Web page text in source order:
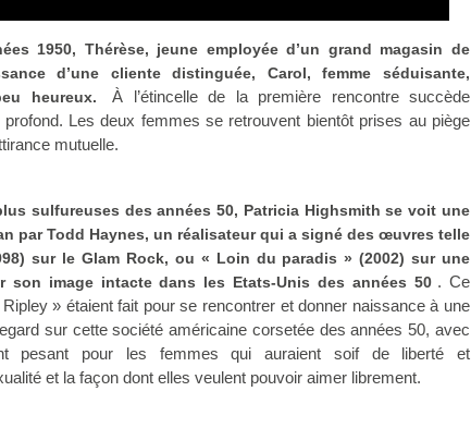
1950, Thérèse, jeune employée d’un grand magasin de
d’une cliente distinguée, Carol, femme séduisante,
heureux.
À l’étincelle de la première rencontre succède
Les deux femmes se retrouvent bientôt prises au piège
mutuelle.
sulfureuses des années 50, Patricia Highsmith se voit une
par Todd Haynes, un réalisateur qui a signé des œuvres telle
sur le Glam Rock, ou « Loin du paradis » (2002) sur une
son image intacte dans les Etats-Unis des années 50 . Ce
» étaient fait pour se rencontrer et donner naissance à une
sur cette société américaine corsetée des années 50, avec
pesant pour les femmes qui auraient soif de liberté et
et la façon dont elles veulent pouvoir aimer librement.